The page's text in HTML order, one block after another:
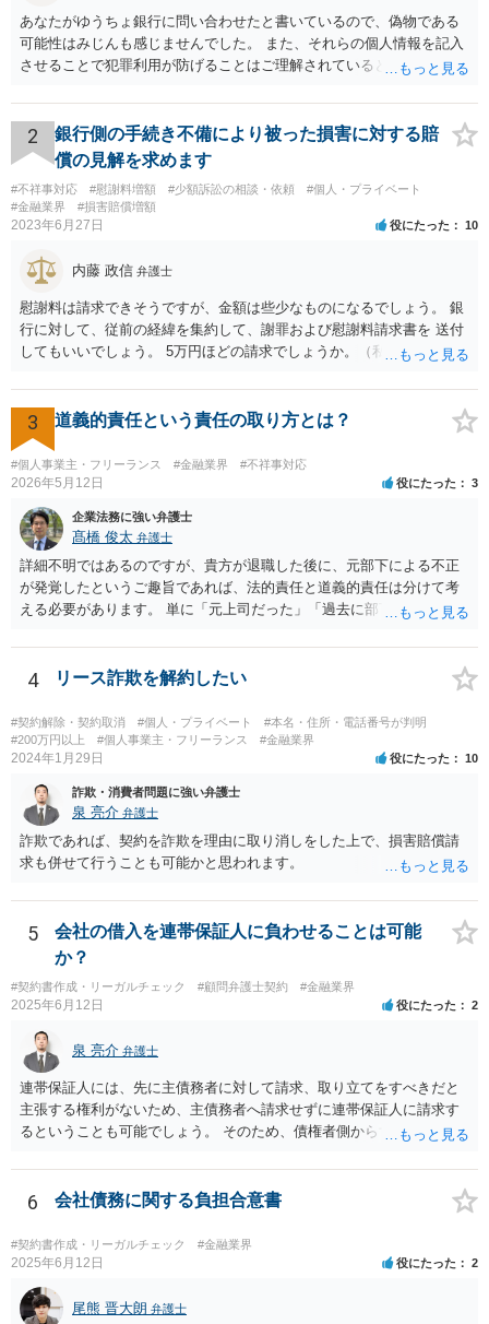
あなたがゆうちょ銀行に問い合わせたと書いているので、偽物である
可能性はみじんも感じませんでした。 また、それらの個人情報を記入
させることで犯罪利用が防げることはご理解されているとおりです。
士に同意を求めているだけです。 最初の回答では分かりづらかったの
かもしれませんが、質問にわかりやすく答えると「法的に許される」
が答えになります。 補足でアドバイスしておきますと、今私に反論し
てきたその内容をゆうちょ銀行にぶつければいいとおもいます。 もっ
とも、ぶつけられたゆうちょ銀行があなたと契約するかは法律上ゆう
ちょ銀行の自由です。
2
銀行側の手続き不備により被った損害に対する賠
償の見解を求めます
#不祥事対応 #慰謝料増額 #少額訴訟の相談・依頼
#個人・プライベート
#金融業界
#損害賠償増額
2023年6月27日 役にたった 10
内藤 政信 弁護士
慰謝料は請求できそうですが、金額は些少なものになるでしょう。 銀
行に対して、従前の経緯を集約して、謝罪および慰謝料請求書を 送付
してもいいでしょう。 5万円ほどの請求でしょうか。（私見）
3 道義的責任という責任の取り方とは？
#個人事業主・フリーランス #金融業界 #不祥事対応
2026年5月12日 役にたった 3
企業法務に強い弁護士
髙橋 俊太 弁護士
詳細不明ではあるのですが、貴方が退職した後に、元部下による不正
が発覚したというご趣旨であれば、法的責任と道義的責任は分けて考
える必要があります。 単に「元上司だった」「過去に部下だった」と
りません。会社が貴方に損害賠償請求をするには、在職中の管理監督
義務違反、引継ぎの不備、不正の兆候を知りながら放置したことな
ど、具体的な義務違反と損害との因果関係を主張・立証する必要があ
ります。なお、在職中から会計処理や現金管理の不自然さを認識して
いた、部下に過度な権限を与えたまま放置していた、退職時に重要な
情報を引き継がなかった等の事情があれば、会社から問題視される可
能性はあるでしょう。 対応としては、まず会社から何を求められてい
るのかを明確にすることが重要です。謝罪、調査協力、金銭負担、始
末書提出など、求められている内容によって対応は異なります。不用
意に責任を認める文書を作成したり、損害負担を約束したりすること
は避けるべきです。一方で、在職中の業務内容、権限分掌、引継ぎ資
いる場合には、会社とのやり取りを保存し、弁護士に相談したうえで
対応なさった方がよいでしょう。
4 リース詐欺を解約したい
#契約解除・契約取消 #個人・プライベート
#本名・住所・電話番号が判明
#200万円以上
#個人事業主・フリーランス #金融業界
2024年1月29日 役にたった 10
詐欺・消費者問題に強い弁護士
泉 亮介 弁護士
詐欺であれば、契約を詐欺を理由に取り消しをした上で、損害賠償請
求も併せて行うことも可能かと思われます。
5
会社の借入を連帯保証人に負わせることは可能
か？
#契約書作成・リーガルチェック #顧問弁護士契約 #金融業界
2025年6月12日 役にたった 2
泉 亮介 弁護士
連帯保証人には、先に主債務者に対して請求、取り立てをすべきだと
主張する権利がないため、主債務者へ請求せずに連帯保証人に請求す
るということも可能でしょう。 そのため、債権者側からすれば、会社
求しても良いものとなります。
6 会社債務に関する負担合意書
#契約書作成・リーガルチェック #金融業界
2025年6月12日 役にたった 2
尾熊 晋大朗 弁護士